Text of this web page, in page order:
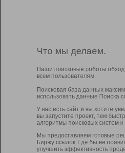
Что мы делаем.
Наши поисковые роботы
всем пользователям.
Поисковая база данных
использовать данные Поиска
У вас есть сайт и вы хотите
вы запустите проект, тем
алгоритмы поисковых систем
Мы предоставляем готовые
Биржу ссылок. Где бы не
улучшить эффективность